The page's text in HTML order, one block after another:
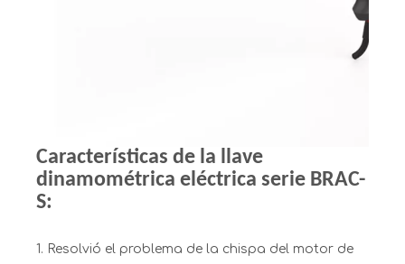
Características de la llave
dinamométrica eléctrica serie BRAC-
S:
1. Resolvió el problema de la chispa del motor de